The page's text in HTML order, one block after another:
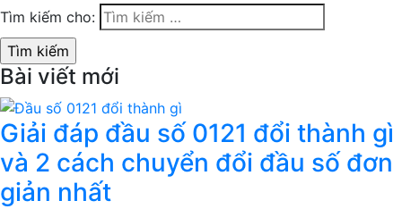
Tìm kiếm cho:
Bài viết mới
Giải đáp đầu số 0121 đổi thành gì
và 2 cách chuyển đổi đầu số đơn
giản nhất